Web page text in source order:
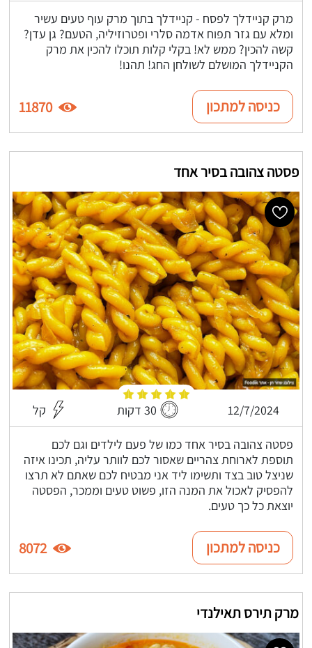
מרק קניידלך לפסח - קניידלך בתוך מרק עוף טעים עשיר
ומלא עם גזר תפוח אדמה סלרי ופטרוזיליה, הטעם? גן עדן?
קשה להכין? ממש לא! בקלי קלות תוכלו להכין את מרק
הקניידלך המושלם לשולחן החג! תהנו!
כניסה למתכון 11870
פסטה צהובה בסיר אחד
12/7/2024 30 דקות קל
פסטה צהובה בסיר אחד כמו של פעם לילדים וגם לכם
תוספת לארוחת צהריים שאסור לכם לוותר עליה, תכינו איזה
שניצל טוב בצד ותשימו ליד אני מבטיח לכם שאתם לא תרצו
להפסיק לאכול את המנה הזו, פשוט טעים וממכר, הפסטה
יוצאת כל כך טעים.
כניסה למתכון 8072
מרק תירס תאילנדי